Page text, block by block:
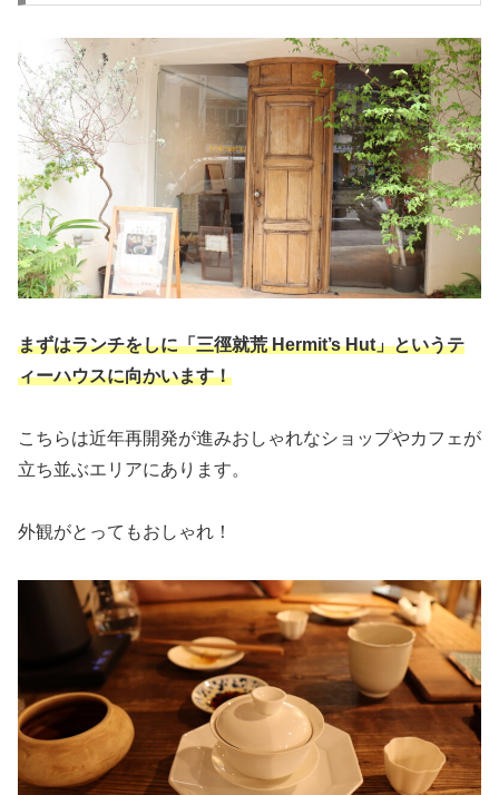
まずはランチをしに「三徑就荒 Hermit’s Hut」というテ
ィーハウスに向かいます！
こちらは近年再開発が進みおしゃれなショップやカフェが
立ち並ぶエリアにあります。
外観がとってもおしゃれ！